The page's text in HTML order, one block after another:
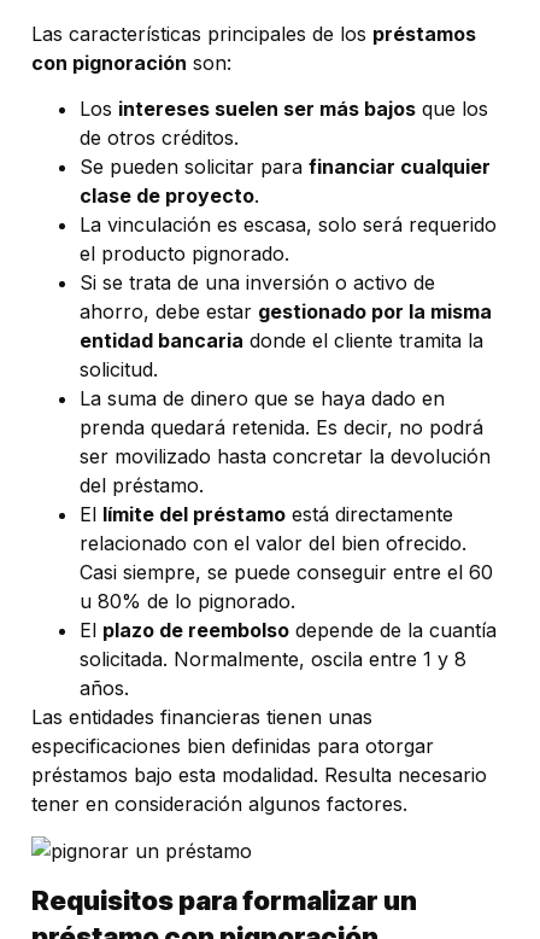
Las características principales de los préstamos
con pignoración son:
Los intereses suelen ser más bajos que los
de otros créditos.
Se pueden solicitar para financiar cualquier
clase de proyecto.
La vinculación es escasa, solo será requerido
el producto pignorado.
Si se trata de una inversión o activo de
ahorro, debe estar gestionado por la misma
entidad bancaria donde el cliente tramita la
solicitud.
La suma de dinero que se haya dado en
prenda quedará retenida. Es decir, no podrá
ser movilizado hasta concretar la devolución
del préstamo.
El límite del préstamo está directamente
relacionado con el valor del bien ofrecido.
Casi siempre, se puede conseguir entre el 60
u 80% de lo pignorado.
El plazo de reembolso depende de la cuantía
solicitada. Normalmente, oscila entre 1 y 8
años.
Las entidades financieras tienen unas
especificaciones bien definidas para otorgar
préstamos bajo esta modalidad. Resulta necesario
tener en consideración algunos factores.
Requisitos para formalizar un